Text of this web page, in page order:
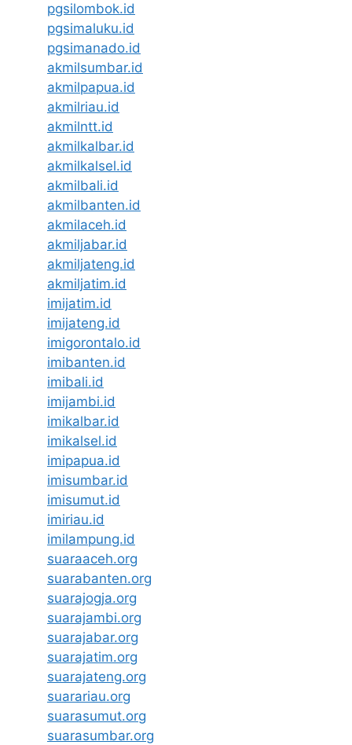
pgsilombok.id
pgsimaluku.id
pgsimanado.id
akmilsumbar.id
akmilpapua.id
akmilriau.id
akmilntt.id
akmilkalbar.id
akmilkalsel.id
akmilbali.id
akmilbanten.id
akmilaceh.id
akmiljabar.id
akmiljateng.id
akmiljatim.id
imijatim.id
imijateng.id
imigorontalo.id
imibanten.id
imibali.id
imijambi.id
imikalbar.id
imikalsel.id
imipapua.id
imisumbar.id
imisumut.id
imiriau.id
imilampung.id
suaraaceh.org
suarabanten.org
suarajogja.org
suarajambi.org
suarajabar.org
suarajatim.org
suarajateng.org
suarariau.org
suarasumut.org
suarasumbar.org